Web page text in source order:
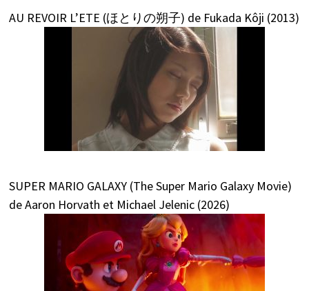
AU REVOIR L’ETE (ほとりの朔子) de Fukada Kôji (2013)
SUPER MARIO GALAXY (The Super Mario Galaxy Movie)
de Aaron Horvath et Michael Jelenic (2026)